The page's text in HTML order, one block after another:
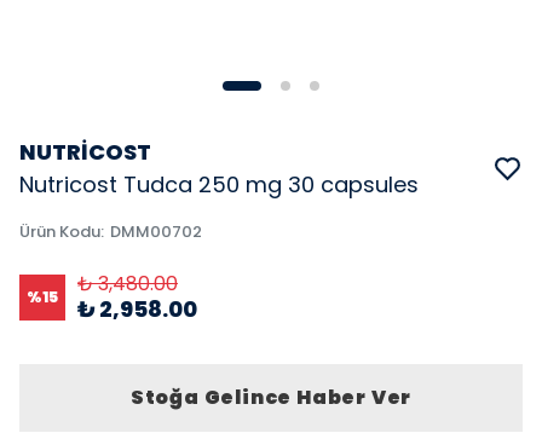
NUTRİCOST
Nutricost Tudca 250 mg 30 capsules
Ürün Kodu: DMM00702
%15 ₺ 3,480.00
₺ 2,958.00
Stoğa Gelince Haber Ver